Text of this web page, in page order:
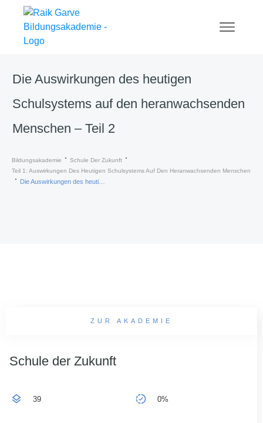
Die Auswirkungen des heutigen
Schulsystems auf den heranwachsenden
Menschen – Teil 2
Bildungsakademie
Schule Der Zukunft
Teil 1: Auswirkungen Des Heutigen Schulsystems Auf Den Heranwachsenden Menschen
ZUR AKADEMIE
Schule der Zukunft
39 0%